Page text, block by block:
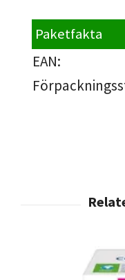
Paketfakta
EAN: